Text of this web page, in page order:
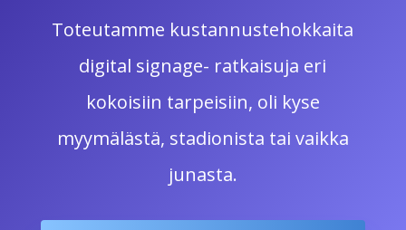
Toteutamme kustannustehokkaita
digital signage- ratkaisuja eri
kokoisiin tarpeisiin, oli kyse
myymälästä, stadionista tai vaikka
junasta.